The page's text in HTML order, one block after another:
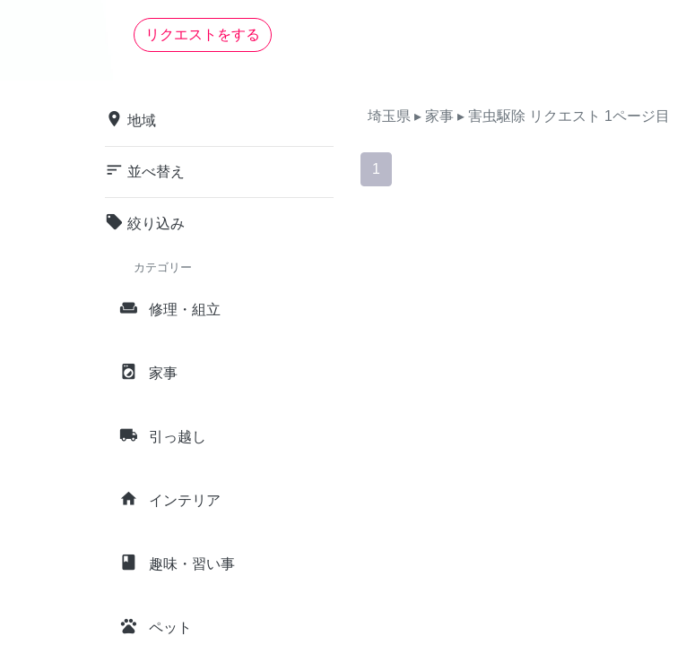
リクエストをする
place 地域
sort 並べ替え
local_offer 絞り込み
カテゴリー
weekend 修理・組立
local_laundry_service 家事
local_shipping 引っ越し
home インテリア
class 趣味・習い事
pets ペット
埼玉県 ▸ 家事 ▸ 害虫駆除 リクエスト 1ページ目
1